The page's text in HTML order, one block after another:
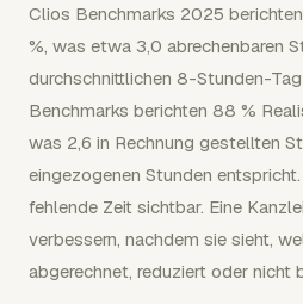
Clios Benchmarks 2025
%, was etwa 3,0 abrechenbaren
durchschnittlichen 8-Stunden-
Benchmarks berichten 88 %
was 2,6 in Rechnung gestellten
eingezogenen Stunden
fehlende Zeit sichtbar. Eine
verbessern, nachdem sie sieht,
abgerechnet, reduziert oder nicht